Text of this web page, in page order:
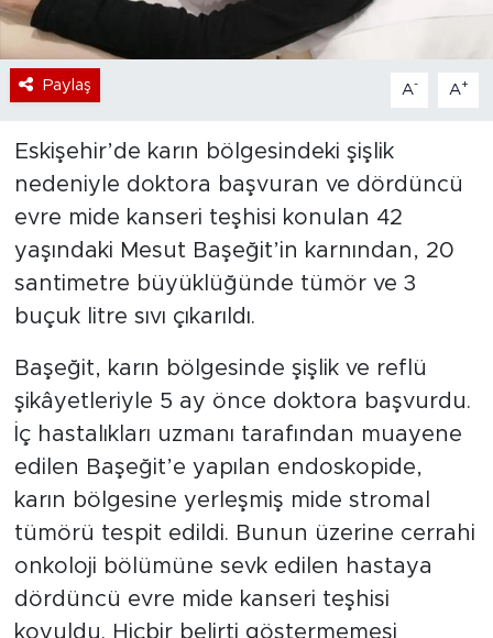
Paylaş A- A+
Eskişehir’de karın bölgesindeki şişlik
nedeniyle doktora başvuran ve dördüncü
evre mide kanseri teşhisi konulan 42
yaşındaki Mesut Başeğit’in karnından, 20
santimetre büyüklüğünde tümör ve 3
buçuk litre sıvı çıkarıldı.
Başeğit, karın bölgesinde şişlik ve reflü
şikâyetleriyle 5 ay önce doktora başvurdu.
İç hastalıkları uzmanı tarafından muayene
edilen Başeğit’e yapılan endoskopide,
karın bölgesine yerleşmiş mide stromal
tümörü tespit edildi. Bunun üzerine cerrahi
onkoloji bölümüne sevk edilen hastaya
dördüncü evre mide kanseri teşhisi
koyuldu. Hiçbir belirti göstermemesi
Dünya
Sektör